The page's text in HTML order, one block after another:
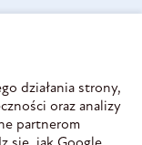
działania strony,
oraz analizy
partnerom